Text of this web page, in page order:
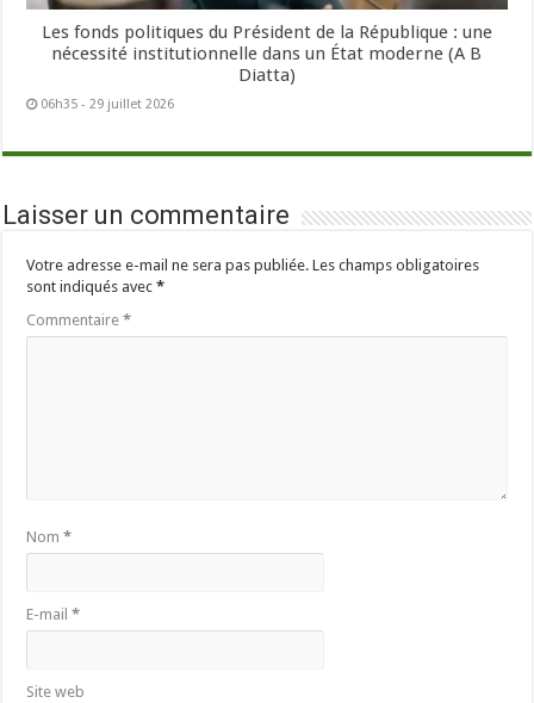
Les fonds politiques du Président de la République : une
nécessité institutionnelle dans un État moderne (A B
Diatta)
06h35 - 29 juillet 2026
Laisser un commentaire
Votre adresse e-mail ne sera pas publiée. Les champs obligatoires
sont indiqués avec*
Commentaire*
Nom*
E-mail*
Site web